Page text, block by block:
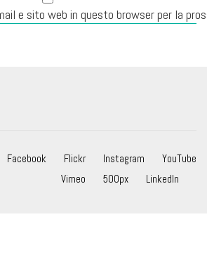
e sito web in questo browser per la
Facebook Flickr Instagram
YouTube
Vimeo
500px LinkedIn